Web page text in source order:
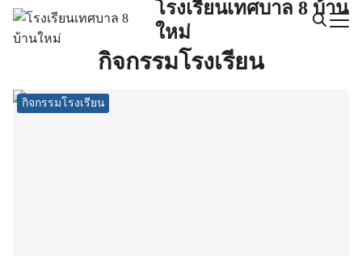
Skip
โรงเรียนเทศบาล 8 บ้าน
ใหม่
Search
กิจกรรมโรงเรียน
กิจกรรมโรงเรียน